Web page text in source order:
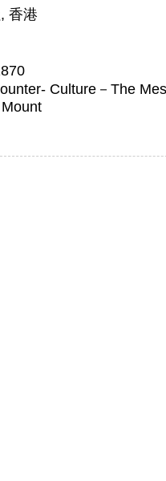
香港
Culture－The